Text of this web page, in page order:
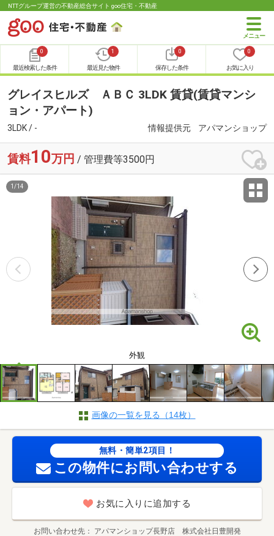
NTTグループ運営の不動産総合サイト goo住宅・不動産
0
最近検索した条件
1
最近見た物件
0
保存した条件
0
お気に入り
グレイスヒルズ ＡＢＣ 3LDK 賃貸(賃貸マンシ
ョン・アパート)
3LDK / - 情報提供元 アパマンショップ
賃料10万円 / 管理費等3500円
外観
1 /14
画像の一覧を見る（14枚）
無料・簡単2項目！
この物件にお問い合わせする
お気に入りに追加する
お問い合わせ先 アパマンショップ長野店 株式会社日豊開発